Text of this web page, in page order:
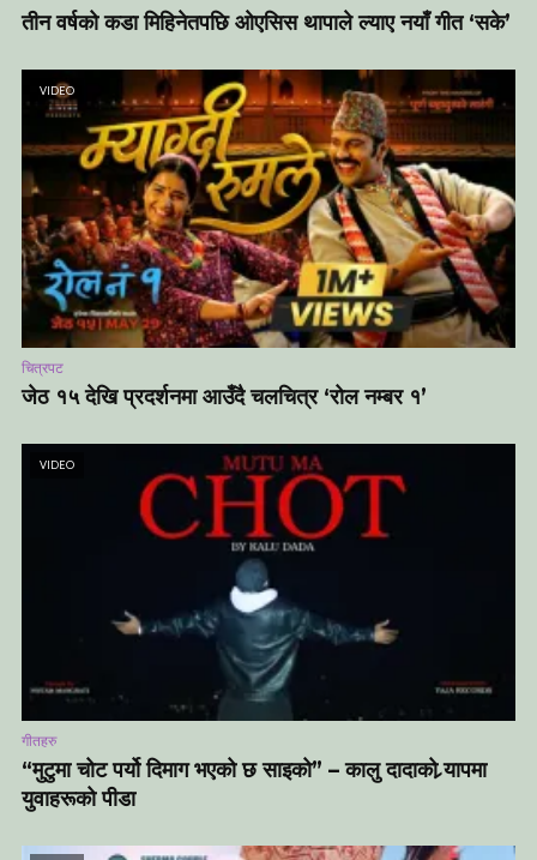
तीन वर्षको कडा मिहिनेतपछि ओएसिस थापाले ल्याए नयाँ गीत ‘सके’
VIDEO
चित्रपट
जेठ १५ देखि प्रदर्शनमा आउँदै चलचित्र ‘रोल नम्बर १’
VIDEO
गीतहरु
“मुटुमा चोट पर्यो दिमाग भएको छ साइको” – कालु दादाको र्‍यापमा
युवाहरूको पीडा